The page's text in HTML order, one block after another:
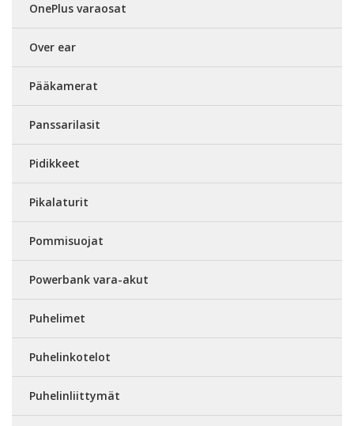
OnePlus varaosat
Over ear
Pääkamerat
Panssarilasit
Pidikkeet
Pikalaturit
Pommisuojat
Powerbank vara-akut
Puhelimet
Puhelinkotelot
Puhelinliittymät